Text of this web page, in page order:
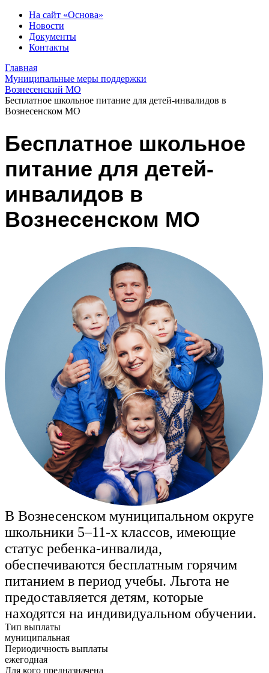
На сайт «Основа»
Новости
Документы
Контакты
Главная
Муниципальные меры поддержки
Вознесенский МО
Бесплатное школьное питание для детей-инвалидов в
Вознесенском МО
Бесплатное школьное
питание для детей-
инвалидов в
Вознесенском МО
В Вознесенском муниципальном округе
школьники 5–11-х классов, имеющие
статус ребенка-инвалида,
обеспечиваются бесплатным горячим
питанием в период учебы. Льгота не
предоставляется детям, которые
находятся на индивидуальном обучении.
Тип выплаты
муниципальная
Периодичность выплаты
ежегодная
Для кого предназначена